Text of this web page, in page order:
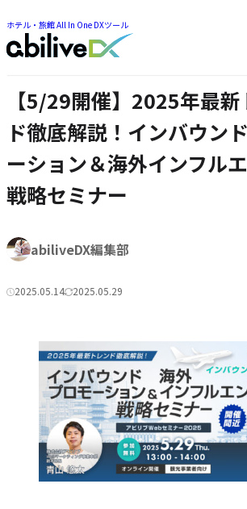
ホテル・旅館 All In One DXツール
ま
で
ジ
で
ジ
ャ
【5/29開催】2025年最
ド徹底解説！インバウン
ーション＆海外インフル
戦略セミナー
著
者:
abiliveDX編集部
公2025.05.14更2025.05.29
ゴ
リ
ー: